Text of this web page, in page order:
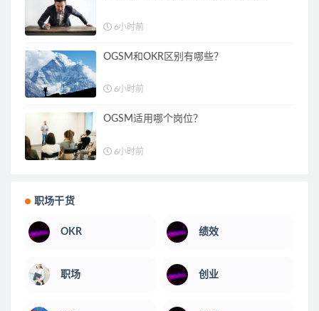
6小时前
OGSM和OKR区别有哪些？
6小时前
OGSM适用哪个岗位？
6小时前
职场干货
OKR 绩效
职场 创业